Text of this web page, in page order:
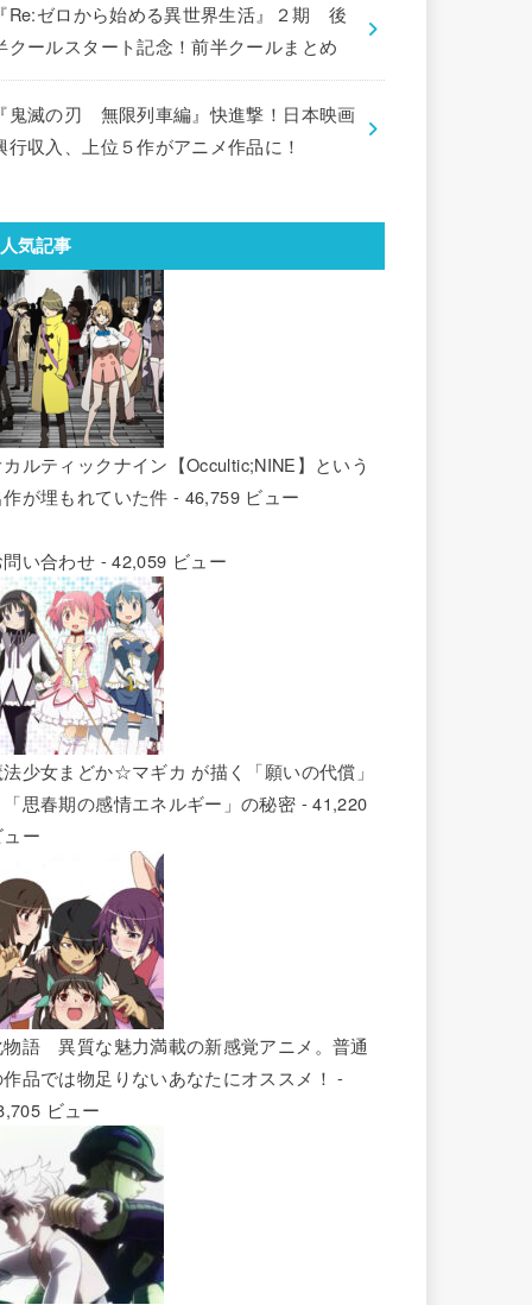
Re:ゼロから始める異世界生活』２期 後
クールスタート記念！前半クールまとめ
鬼滅の刃 無限列車編』快進撃！日本映画
行収入、上位５作がアニメ作品に！
人気記事
ルティックナイン【Occultic;NINE】という
が埋もれていた件 - 46,759 ビュー
い合わせ - 42,059 ビュー
少女まどか☆マギカ が描く「願いの代償」
思春期の感情エネルギー」の秘密 - 41,220
ー
物語 異質な魅力満載の新感覚アニメ。普通
品では物足りないあなたにオススメ！ -
ビュー